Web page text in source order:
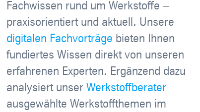
Fachwissen rund um Werkstoffe –
praxisorientiert und aktuell. Unsere
digitalen Fachvorträge bieten Ihnen
fundiertes Wissen direkt von unseren
erfahrenen Experten. Ergänzend dazu
analysiert unser Werkstoffberater
ausgewählte Werkstoffthemen im